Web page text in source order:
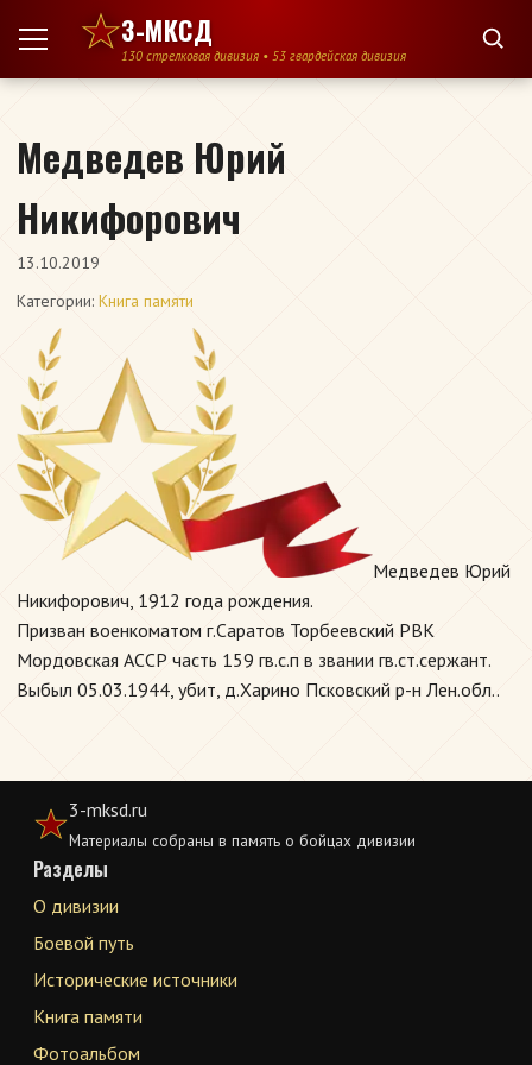
Перейти к содержимому
3-МКСД
130 стрелковая дивизия • 53 гвардейская дивизия
Медведев Юрий
Никифорович
13.10.2019
Категории: Книга памяти
Медведев Юрий
Никифорович, 1912 года рождения.
Призван военкоматом г.Саратов Торбеевский РВК
Мордовская АССР часть 159 гв.с.п в звании гв.ст.сержант.
Выбыл 05.03.1944, убит, д.Харино Псковский р-н Лен.обл..
3-mksd.ru
Материалы собраны в память о бойцах дивизии
Разделы
О дивизии
Боевой путь
Исторические источники
Книга памяти
Фотоальбом